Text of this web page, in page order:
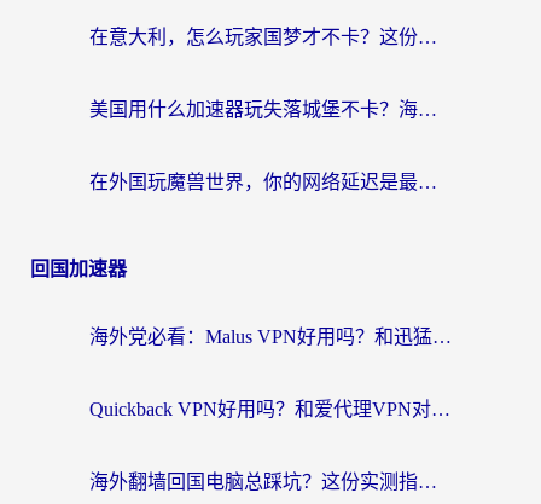
在意大利，怎么玩家国梦才不卡？这份终极加速指南请收好
美国用什么加速器玩失落城堡不卡？海外党亲测有效的国服游戏加速指南
在外国玩魔兽世界，你的网络延迟是最大的敌人
回国加速器
海外党必看：Malus VPN好用吗？和迅猛兔VPN对比哪个回国效果更好？附真实体验与避坑指南
Quickback VPN好用吗？和爱代理VPN对比哪个回国效果更好？
海外翻墙回国电脑总踩坑？这份实测指南帮你选对加速器（附ChickCNinitapMalus对比）